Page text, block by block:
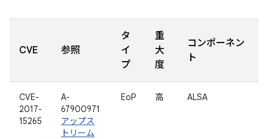
CVE 参照
タ
イ
プ
重
大
度
コンポーネン
ト
CVE-
2017-
15265
A-
67900971
アップス
トリーム
EoP 高 ALSA